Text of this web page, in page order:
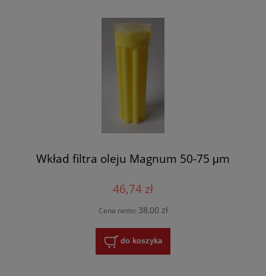
Wkład filtra oleju Magnum 50-75 μm
46,74 zł
Cena netto: 38,00 zł
do koszyka